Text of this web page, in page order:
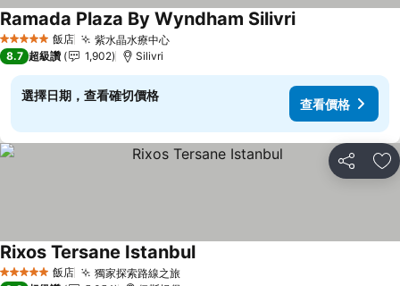
5 星級 飯店 紫水晶水療中心
Ramada Plaza By Wyndham Silivri
8.7 超級讚 1,902 Silivri
選擇日期，查看確切價格
查看價格
分享 加
5 星級 飯店 獨家探索路線之旅
Rixos Tersane Istanbul